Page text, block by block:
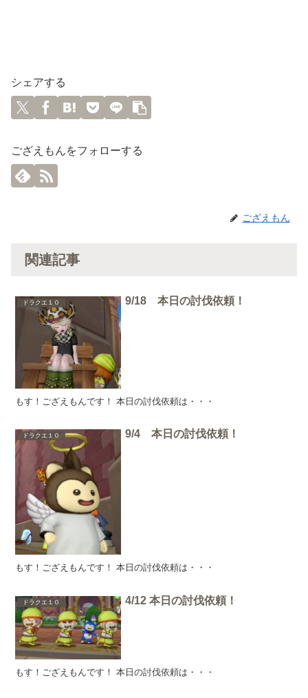
シェアする
ござえもんをフォローする
ござえもん
関連記事
ドラクエ１０ 9/18 本日の討伐依頼！
もす！ござえもんです！ 本日の討伐依頼は・・・
ドラクエ１０ 9/4 本日の討伐依頼！
もす！ござえもんです！ 本日の討伐依頼は・・・
ドラクエ１０ 4/12 本日の討伐依頼！
もす！ござえもんです！ 本日の討伐依頼は・・・